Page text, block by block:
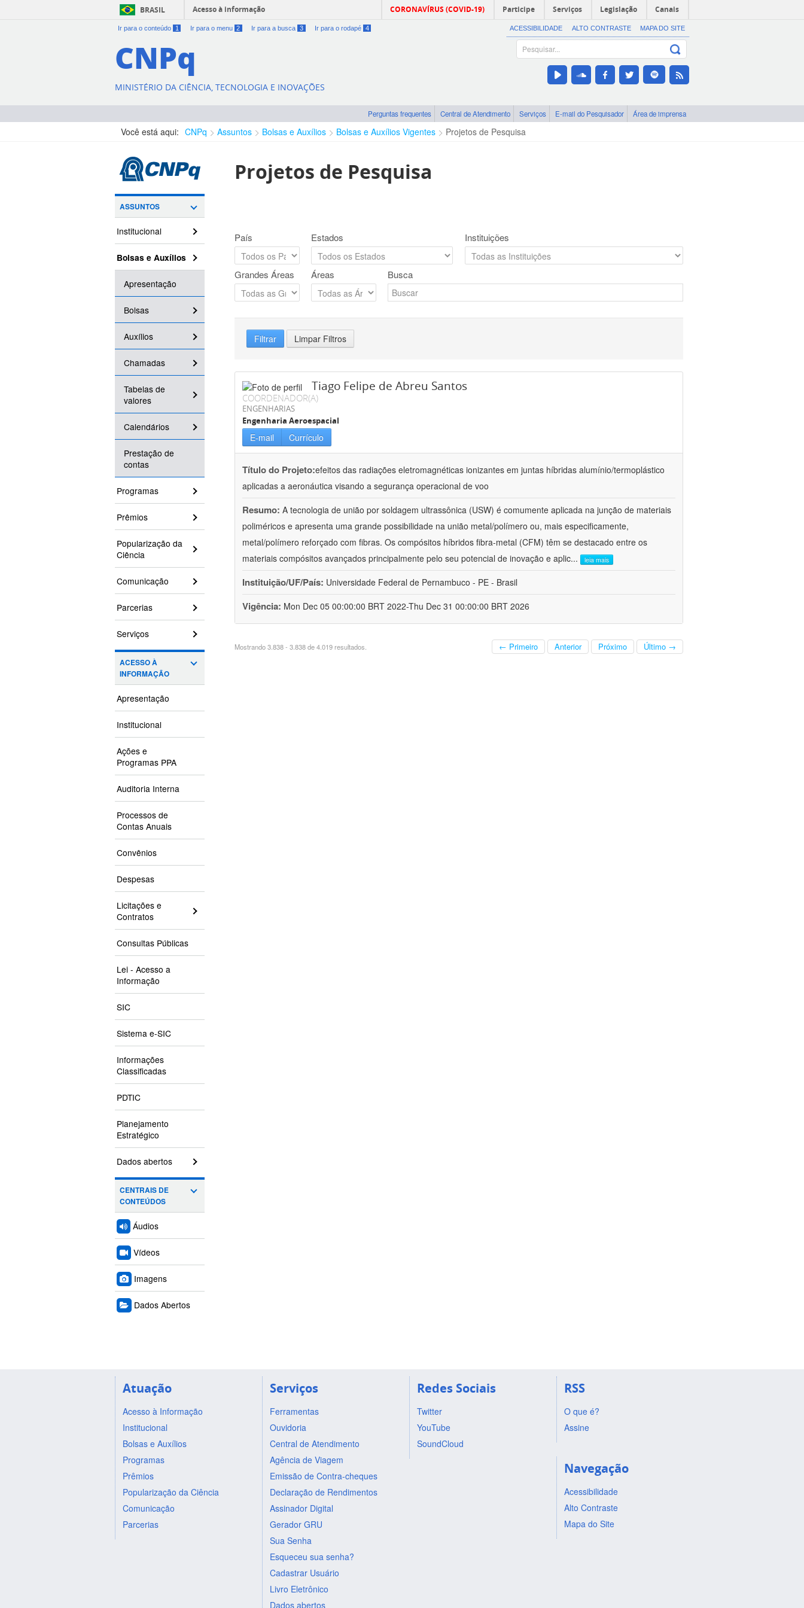
BRASIL Acesso à informação CORONAVÍRUS (COVID-19) Participe Serviços Legislação Canais
Ir para o conteúdo 1 Ir para o menu 2 Ir para a busca 3 Ir para o rodapé 4 ACESSIBILIDADE ALTO CONTRASTE MAPA DO SITE
CNPq
MINISTÉRIO DA CIÊNCIA, TECNOLOGIA E INOVAÇÕES
Perguntas frequentes Central de Atendimento Serviços E-mail do Pesquisador Área de imprensa
Você está aqui: CNPq Assuntos Bolsas e Auxílios Bolsas e Auxílios Vigentes Projetos de Pesquisa
ASSUNTOS
Institucional
Bolsas e Auxílios
Apresentação
Bolsas
Auxílios
Chamadas
Tabelas de
valores
Calendários
Prestação de
contas
Programas
Prêmios
Popularização da
Ciência
Comunicação
Parcerias
Serviços
ACESSO À
INFORMAÇÃO
Apresentação
Institucional
Ações e
Programas PPA
Auditoria Interna
Processos de
Contas Anuais
Convênios
Despesas
Licitações e
Contratos
Consultas Públicas
Lei - Acesso a
Informação
SIC
Sistema e-SIC
Informações
Classificadas
PDTIC
Planejamento
Estratégico
Dados abertos
CENTRAIS DE
CONTEÚDOS
Áudios
Vídeos
Imagens
Dados Abertos
Projetos de Pesquisa
País Estados Instituições
Grandes Áreas Áreas Busca
Filtrar Limpar Filtros
Tiago Felipe de Abreu Santos
COORDENADOR(A)
ENGENHARIAS
Engenharia Aeroespacial
E-mail Currículo
Título do Projeto:efeitos das radiações eletromagnéticas ionizantes em juntas híbridas alumínio/termoplástico
aplicadas a aeronáutica visando a segurança operacional de voo
Resumo: A tecnologia de união por soldagem ultrassônica (USW) é comumente aplicada na junção de materiais
poliméricos e apresenta uma grande possibilidade na união metal/polímero ou, mais especificamente,
metal/polímero reforçado com fibras. Os compósitos híbridos fibra-metal (CFM) têm se destacado entre os
materiais compósitos avançados principalmente pelo seu potencial de inovação e aplic... leia mais
Instituição/UF/País: Universidade Federal de Pernambuco - PE - Brasil
Vigência: Mon Dec 05 00:00:00 BRT 2022-Thu Dec 31 00:00:00 BRT 2026
Mostrando 3.838 - 3.838 de 4.019 resultados. ← Primeiro Anterior Próximo Último →
Atuação
Acesso à Informação
Institucional
Bolsas e Auxílios
Programas
Prêmios
Popularização da Ciência
Comunicação
Parcerias
Serviços
Ferramentas
Ouvidoria
Central de Atendimento
Agência de Viagem
Emissão de Contra-cheques
Declaração de Rendimentos
Assinador Digital
Gerador GRU
Sua Senha
Esqueceu sua senha?
Cadastrar Usuário
Livro Eletrônico
Dados abertos
Redes Sociais
Twitter
YouTube
SoundCloud
RSS
O que é?
Assine
Navegação
Acessibilidade
Alto Contraste
Mapa do Site